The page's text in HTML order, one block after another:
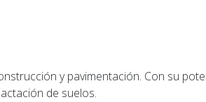
y pavimentación. Con su
de suelos.